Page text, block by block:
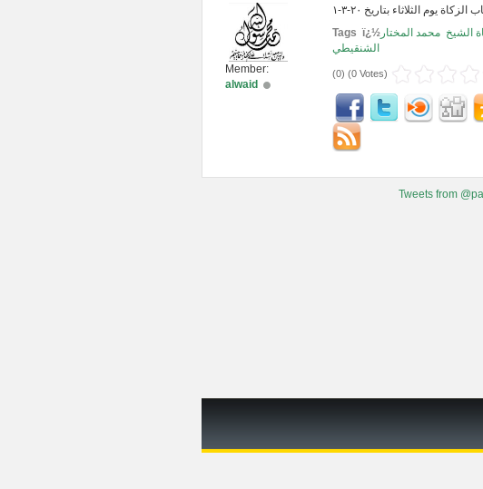
Member:
alwaid
Tags ï¿½
الشيخ محمد المختار
الشنقيطي
(0) (0 Votes)
Tweets from